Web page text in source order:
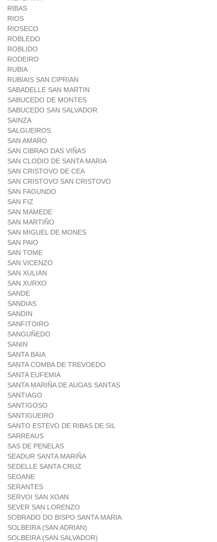
RIBAS
RIOS
RIOSECO
ROBLEDO
ROBLIDO
RODEIRO
RUBIA
RUBIAIS SAN CIPRIAN
SABADELLE SAN MARTIN
SABUCEDO DE MONTES
SABUCEDO SAN SALVADOR
SAINZA
SALGUEIROS
SAN AMARO
SAN CIBRAO DAS VIÑAS
SAN CLODIO DE SANTA MARIA
SAN CRISTOVO DE CEA
SAN CRISTOVO SAN CRISTOVO
SAN FAGUNDO
SAN FIZ
SAN MAMEDE
SAN MARTIÑO
SAN MIGUEL DE MONES
SAN PAIO
SAN TOME
SAN VICENZO
SAN XULIAN
SAN XURXO
SANDE
SANDIAS
SANDIN
SANFITOIRO
SANGUÑEDO
SANIN
SANTA BAIA
SANTA COMBA DE TREVOEDO
SANTA EUFEMIA
SANTA MARIÑA DE AUGAS SANTAS
SANTIAGO
SANTIGOSO
SANTIGUEIRO
SANTO ESTEVO DE RIBAS DE SIL
SARREAUS
SAS DE PENELAS
SEADUR SANTA MARIÑA
SEDELLE SANTA CRUZ
SEOANE
SERANTES
SERVOI SAN XOAN
SEVER SAN LORENZO
SOBRADO DO BISPO SANTA MARIA
SOLBEIRA (SAN ADRIAN)
SOLBEIRA (SAN SALVADOR)